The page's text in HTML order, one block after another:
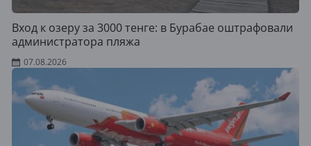
Вход к озеру за 3000 тенге: в Бурабае оштрафовали
администратора пляжа
07.08.2026